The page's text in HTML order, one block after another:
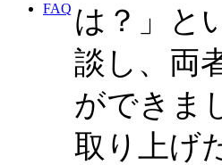
FAQ は？」と
談し、両
ができま
取り上げ